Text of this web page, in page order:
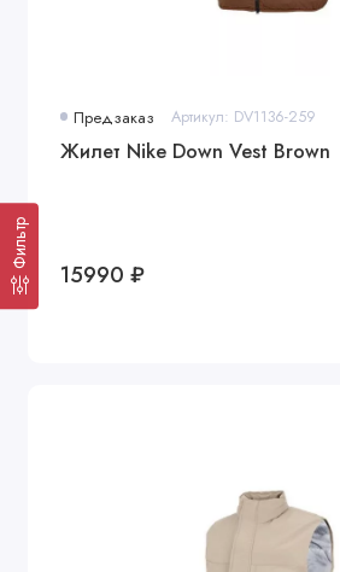
Фильтр
Предзаказ Артикул: DV1136-259
Жилет Nike Down Vest Brown
15990 ₽